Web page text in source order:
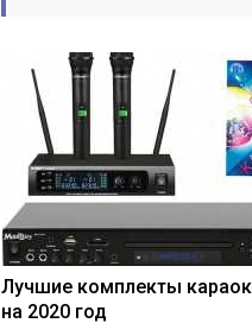
Лучшие комплекты
на 2020 год